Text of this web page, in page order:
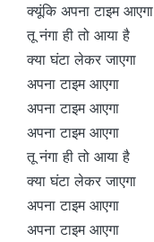
क्यूंकि अपना टाइम आएगा
तू नंगा ही तो आया है
क्या घंटा लेकर जाएगा
अपना टाइम आएगा
अपना टाइम आएगा
अपना टाइम आएगा
तू नंगा ही तो आया है
क्या घंटा लेकर जाएगा
अपना टाइम आएगा
अपना टाइम आएगा